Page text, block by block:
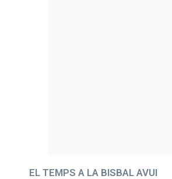
EL TEMPS A LA BISBAL AVUI